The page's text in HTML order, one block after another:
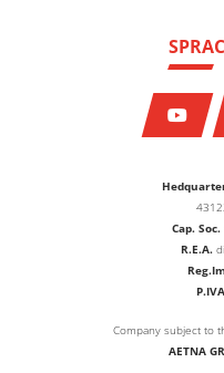
Cap. Soc.
R.E.A.
P.IVA
Company subject to
AETNA